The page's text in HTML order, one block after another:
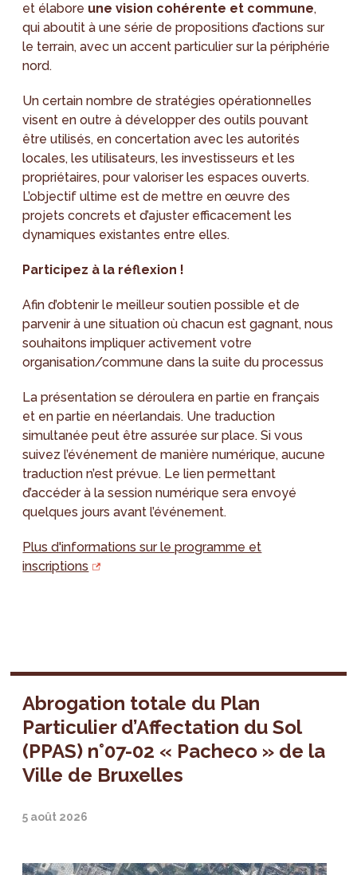
et élabore une vision cohérente et commune,
qui aboutit à une série de propositions d’actions sur
le terrain, avec un accent particulier sur la périphérie
nord.
Un certain nombre de stratégies opérationnelles
visent en outre à développer des outils pouvant
être utilisés, en concertation avec les autorités
locales, les utilisateurs, les investisseurs et les
propriétaires, pour valoriser les espaces ouverts.
L’objectif ultime est de mettre en œuvre des
projets concrets et d’ajuster efficacement les
dynamiques existantes entre elles.
Participez à la réflexion !
Afin d’obtenir le meilleur soutien possible et de
parvenir à une situation où chacun est gagnant, nous
souhaitons impliquer activement votre
organisation/commune dans la suite du processus
La présentation se déroulera en partie en français
et en partie en néerlandais. Une traduction
simultanée peut être assurée sur place. Si vous
suivez l’événement de manière numérique, aucune
traduction n’est prévue. Le lien permettant
d’accéder à la session numérique sera envoyé
quelques jours avant l’événement.
Plus d'informations sur le programme et
inscriptions
Abrogation totale du Plan
Particulier d’Affectation du Sol
(PPAS) n°07-02 « Pacheco » de la
Ville de Bruxelles
5 août 2026